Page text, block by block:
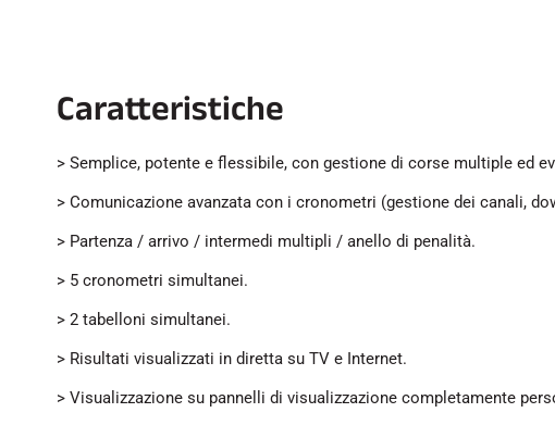
Caratteristiche
> Semplice, potente e flessibile, con gestione di corse multiple ed
> Comunicazione avanzata con i cronometri (gestione dei canali,
> Partenza / arrivo / intermedi multipli / anello di penalità.
> 5 cronometri simultanei.
> 2 tabelloni simultanei.
> Risultati visualizzati in diretta su TV e Internet.
> Visualizzazione su pannelli di visualizzazione completamente